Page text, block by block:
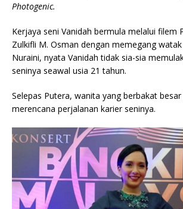
Photogenic.
Kerjaya seni Vanidah bermula melalui filem
Zulkifli M. Osman dengan memegang
Nuraini, nyata Vanidah tidak sia-sia
seninya seawal usia 21 tahun.
Selepas Putera, wanita yang berbakat
merencana perjalanan karier seninya.